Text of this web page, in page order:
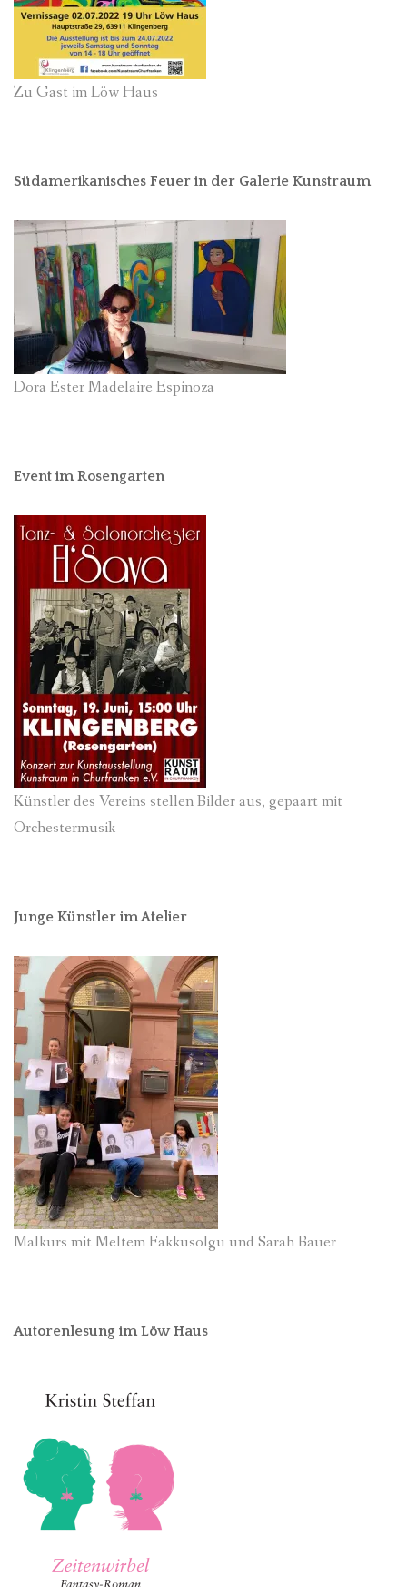
Zu Gast im Löw Haus
Südamerikanisches Feuer in der Galerie Kunstraum
Dora Ester Madelaire Espinoza
Event im Rosengarten
Künstler des Vereins stellen Bilder aus, gepaart mit
Orchestermusik
Junge Künstler im Atelier
Malkurs mit Meltem Fakkusolgu und Sarah Bauer
Autorenlesung im Löw Haus